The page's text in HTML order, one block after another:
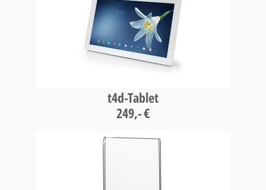
t4d-Tablet
249,- €